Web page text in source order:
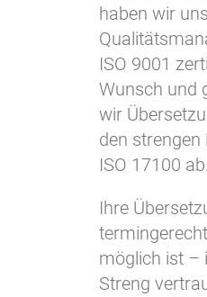
haben wir
ISO 9001
Wunsch und
wir
den strengen
ISO 17100 ab.
Ihre
möglich ist –
Streng